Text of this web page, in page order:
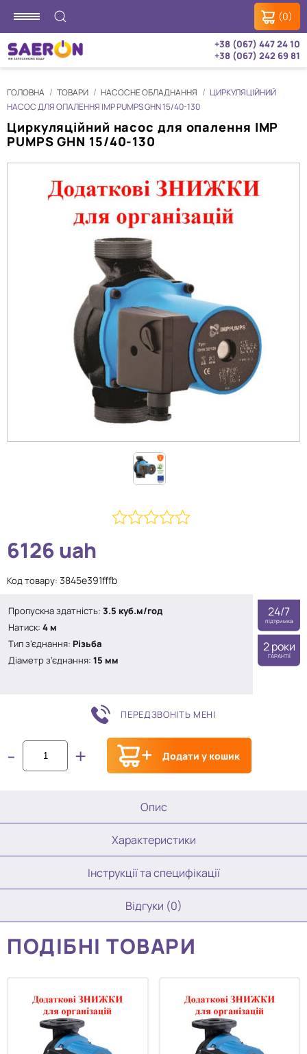
(0)
+38 (067) 447 24 10
+38 (067) 242 69 81
ГОЛОВНА ТОВАРИ НАСОСНЕ ОБЛАДНАННЯ
ЦИРКУЛЯЦІЙНИЙ
НАСОС ДЛЯ ОПАЛЕННЯ IMP PUMPS GHN 15/40-130
Циркуляційний насос для опалення IMP
PUMPS GHN 15/40-130
6126uah
Код товару: 3845e391fffb
Пропускна здатність: 3.5 куб.м/год
Натиск: 4 м
Тип з’єднання: Різьба
Діаметр з’єднання: 15 мм
ПЕРЕДЗВОНІТЬ МЕНІ
- + Додати у кошик
24/7
підтримка
2 роки
ГАРАНТІЇ
Опис
Характеристики
Інструкції та специфікації
Відгуки (0)
ПОДІБНІ ТОВАРИ